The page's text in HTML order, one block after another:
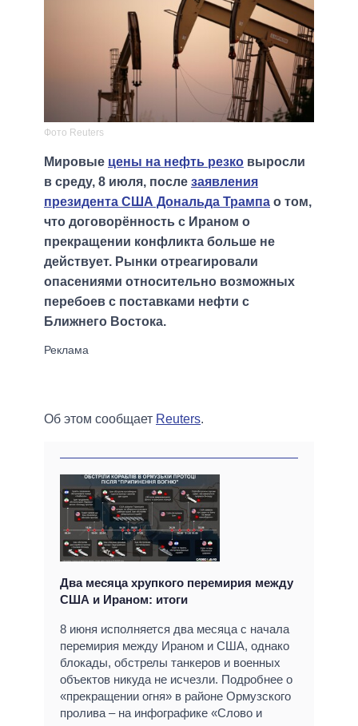
Фото Reuters
Мировые цены на нефть резко выросли
в среду, 8 июля, после заявления
президента США Дональда Трампа о том,
что договорённость с Ираном о
прекращении конфликта больше не
действует. Рынки отреагировали
опасениями относительно возможных
перебоев с поставками нефти с
Ближнего Востока.
Об этом сообщает Reuters.
Два месяца хрупкого перемирия между
США и Ираном: итоги
8 июня исполняется два месяца с начала
перемирия между Ираном и США, однако
блокады, обстрелы танкеров и военных
объектов никуда не исчезли. Подробнее о
«прекращении огня» в районе Ормузского
пролива – на инфографике «Слово и